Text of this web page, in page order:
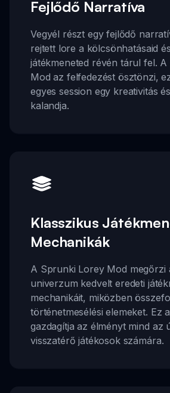
Fejlődő Narratíva
Vegyél részt egy fejlődő
rejtett lore a kölcsönhatásaid
játékmeneted révén tárul fel.
Mod az felfedezést ösztönzi,
egyes session egy kreativitás
kalandja.
Klasszikus
Mechanikák
A Sprunki Lorey Mod megőrzi
univerzum kedvelt eredeti
mechanikáit, miközben
történetmesélési elemeket. Ez
gazdagítja az élményt mind az
visszatérő játékosok számára.